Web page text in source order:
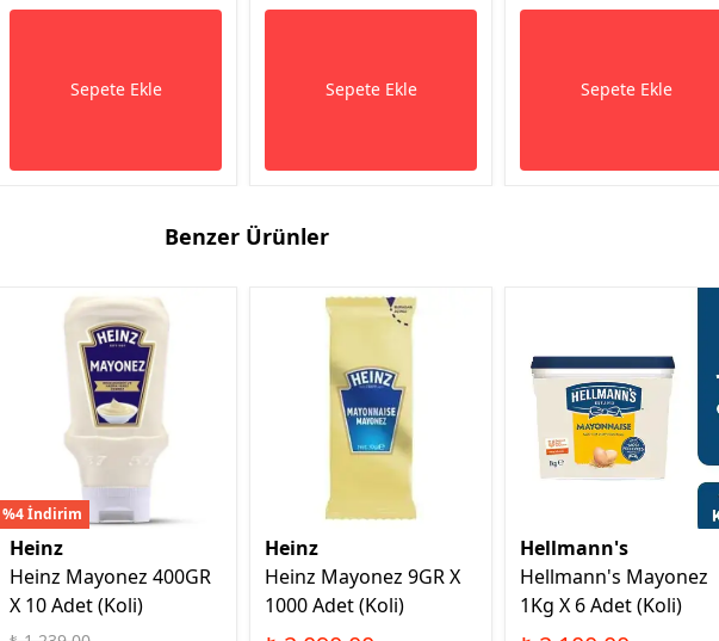
Sepete Ekle Sepete Ekle Sepete Ekle
Benzer Ürünler
%4 İndirim
Heinz
Heinz Mayonez 400GR
X 10 Adet (Koli)
Heinz
Heinz Mayonez 9GR X
1000 Adet (Koli)
Hellmann's
Hellmann's Mayonez
1Kg X 6 Adet (Koli)